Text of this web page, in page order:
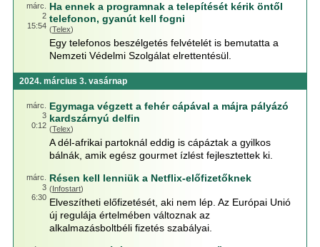
márc.
2
15:54
Ha ennek a programnak a telepítését kérik öntől
telefonon, gyanút kell fogni
(Telex)
Egy telefonos beszélgetés felvételét is bemutatta a
Nemzeti Védelmi Szolgálat elrettentésül.
2024. március 3. vasárnap
márc.
3
0:12
Egymaga végzett a fehér cápával a májra pályázó
kardszárnyú delfin
(Telex)
A dél-afrikai partoknál eddig is cápáztak a gyilkos
bálnák, amik egész gourmet ízlést fejlesztettek ki.
márc.
3
6:30
Résen kell lenniük a Netflix-előfizetőknek
(Infostart)
Elveszítheti előfizetését, aki nem lép. Az Európai Unió
új regulája értelmében változnak az
alkalmazásboltbéli fizetés szabályai.